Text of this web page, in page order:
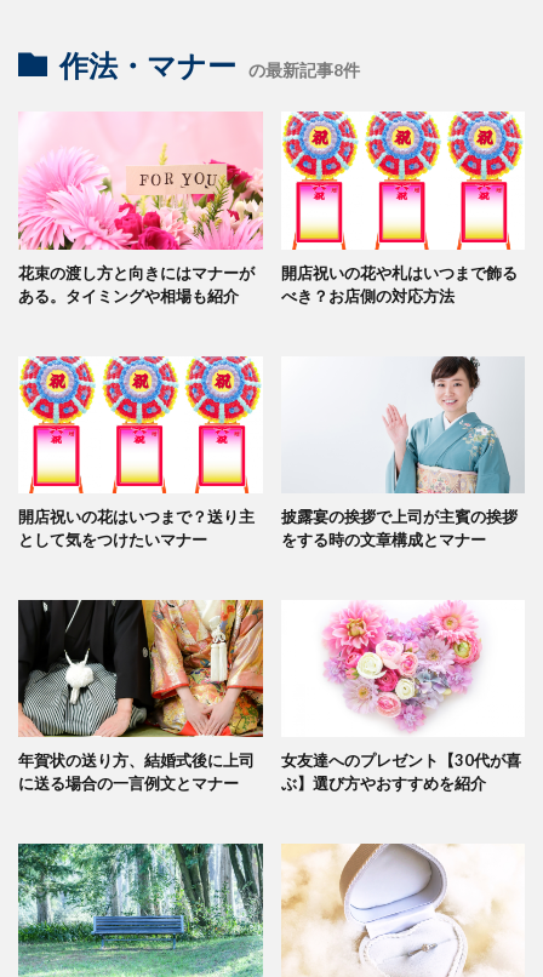
作法・マナー の最新記事8件
花束の渡し方と向きにはマナーが
ある。タイミングや相場も紹介
開店祝いの花や札はいつまで飾る
べき？お店側の対応方法
開店祝いの花はいつまで？送り主
として気をつけたいマナー
披露宴の挨拶で上司が主賓の挨拶
をする時の文章構成とマナー
年賀状の送り方、結婚式後に上司
に送る場合の一言例文とマナー
女友達へのプレゼント【30代が喜
ぶ】選び方やおすすめを紹介